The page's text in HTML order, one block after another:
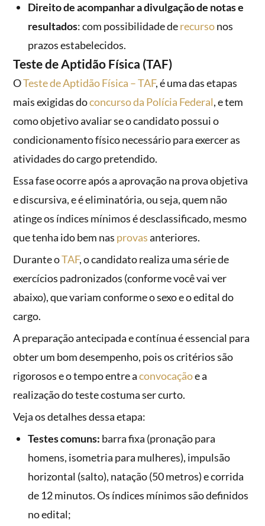
Direito de acompanhar a divulgação de notas e
resultados: com possibilidade derecursonos
prazos estabelecidos.
Teste de Aptidão Física (TAF)
OTeste de Aptidão Física – TAF, é uma das etapas
mais exigidas doconcurso da Polícia Federal, e tem
como objetivo avaliar se o candidato possui o
condicionamento físico necessário para exercer as
atividades do cargo pretendido.
Essa fase ocorre após a aprovação na prova objetiva
e discursiva, e é eliminatória, ou seja, quem não
atinge os índices mínimos é desclassificado, mesmo
que tenha ido bem nas provasanteriores.
Durante oTAF, o candidato realiza uma série de
exercícios padronizados (conforme você vai ver
abaixo), que variam conforme o sexo e o edital do
cargo.
A preparação antecipada e contínua é essencial para
obter um bom desempenho, pois os critérios são
rigorosos e o tempo entre aconvocaçãoe a
realização do teste costuma ser curto.
Veja os detalhes dessa etapa:
Testes comuns: barra fixa (pronação para
homens, isometria para mulheres), impulsão
horizontal (salto), natação (50 metros) e corrida
de 12 minutos. Os índices mínimos são definidos
no edital;